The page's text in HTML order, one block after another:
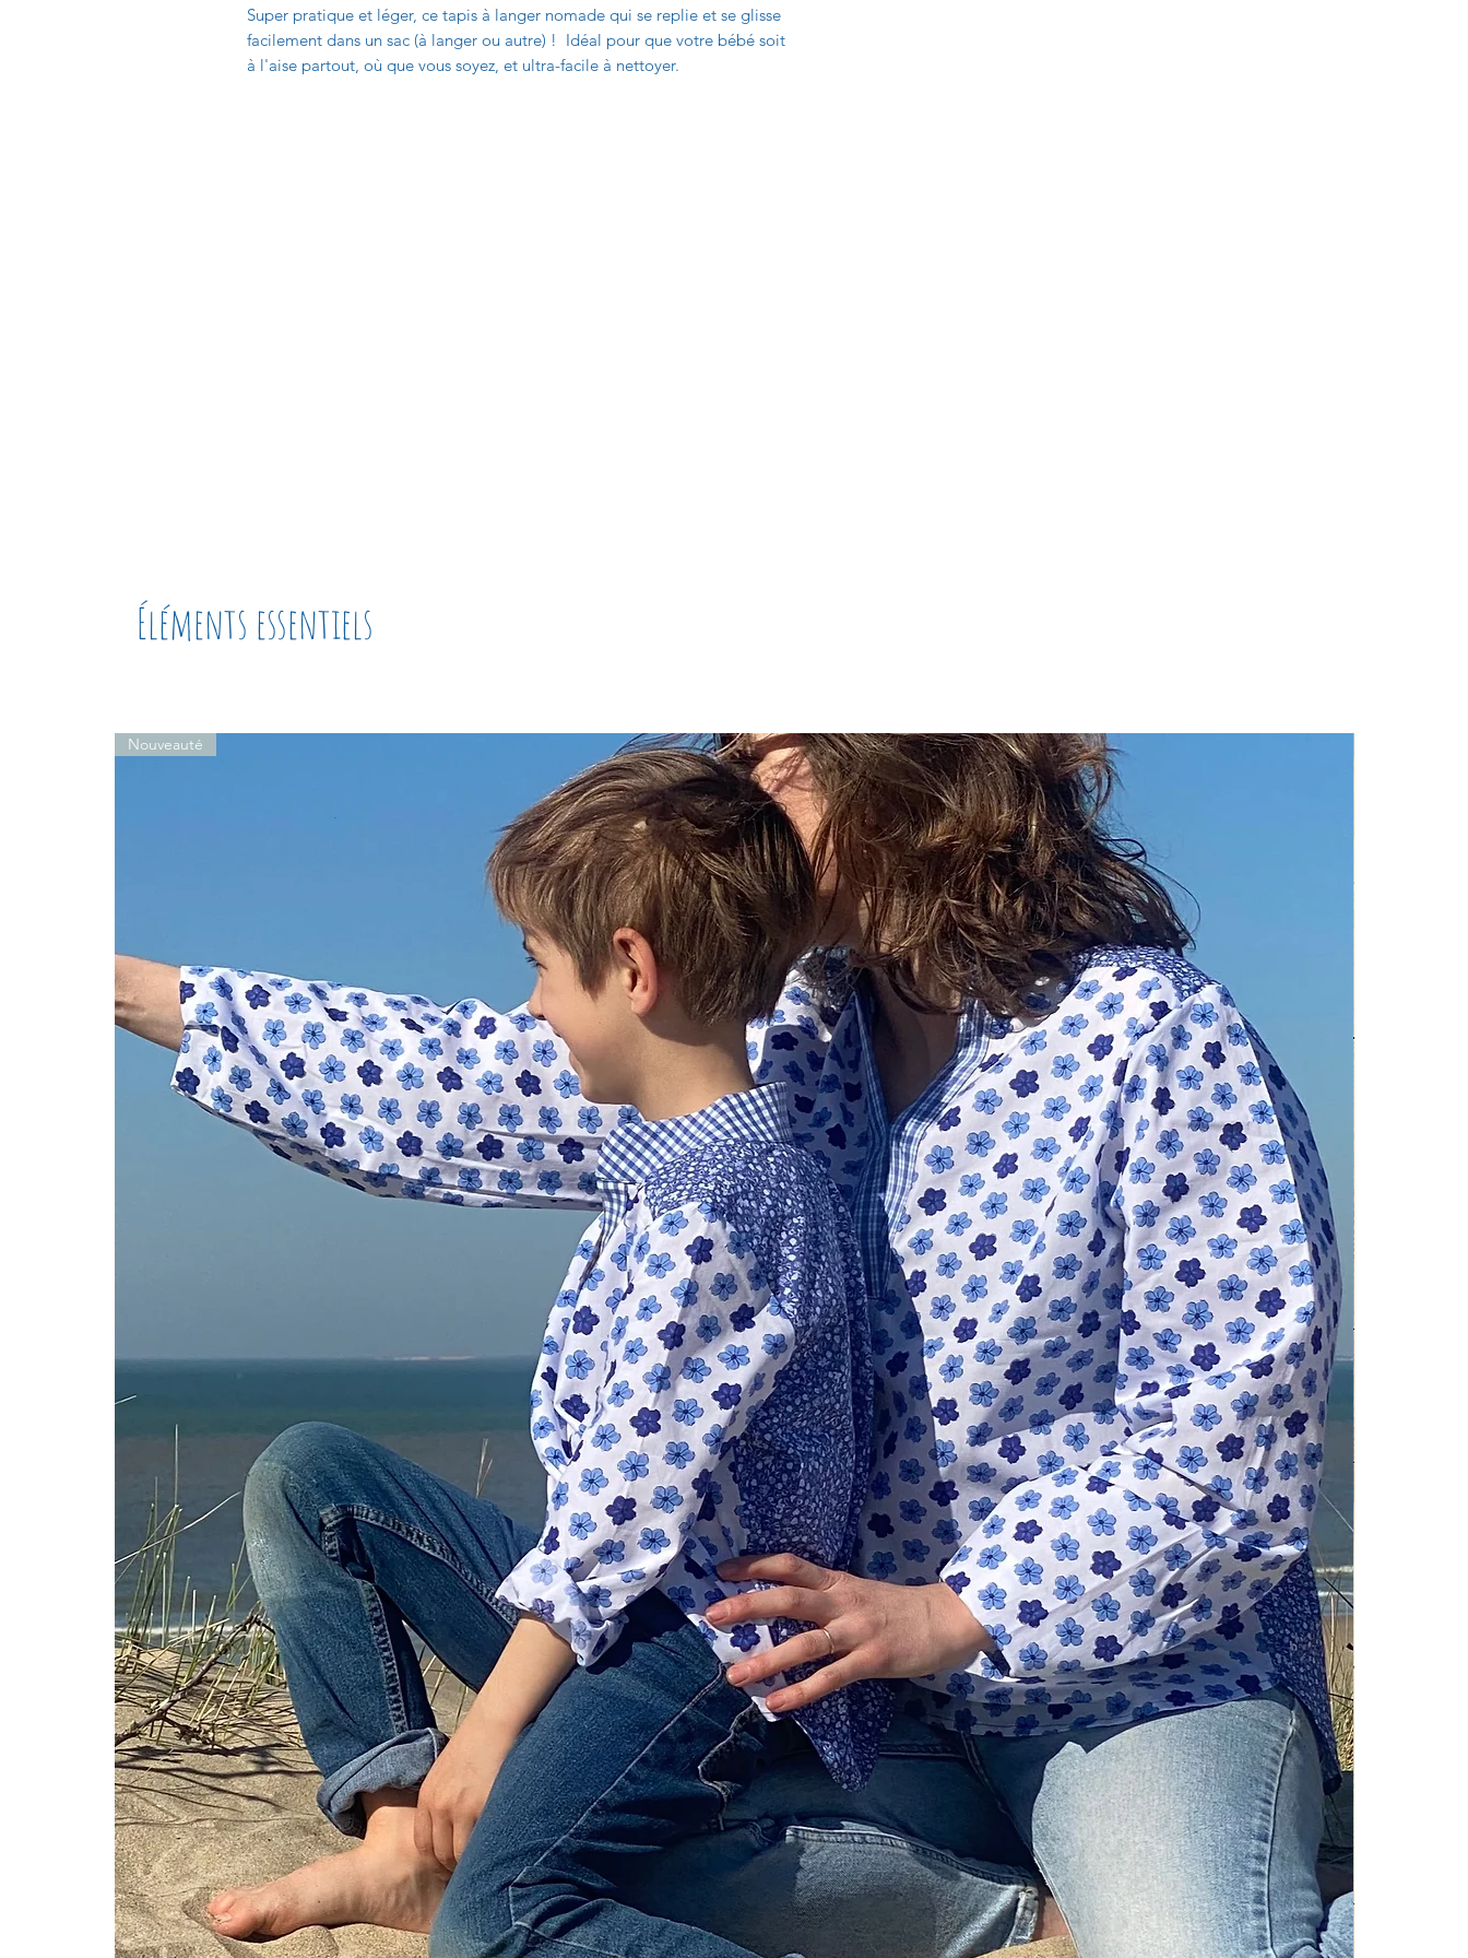
Super pratique et léger, ce tapis à langer nomade qui se replie et se glisse
facilement dans un sac (à langer ou autre) ! Idéal pour que votre bébé soit
à l'aise partout, où que vous soyez, et ultra-facile à nettoyer.
Éléments essentiels
Nouveauté